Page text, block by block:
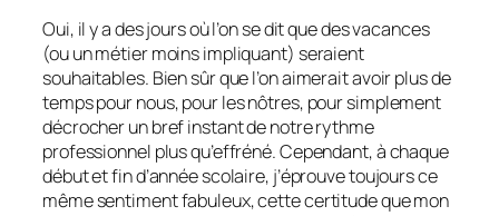
Oui, il y a des jours où l’on se dit que des vacances
(ou un métier moins impliquant) seraient
souhaitables. Bien sûr que l’on aimerait avoir plus de
temps pour nous, pour les nôtres, pour simplement
décrocher un bref instant de notre rythme
professionnel plus qu’effréné. Cependant, à chaque
début et fin d’année scolaire, j’éprouve toujours ce
même sentiment fabuleux, cette certitude que mon